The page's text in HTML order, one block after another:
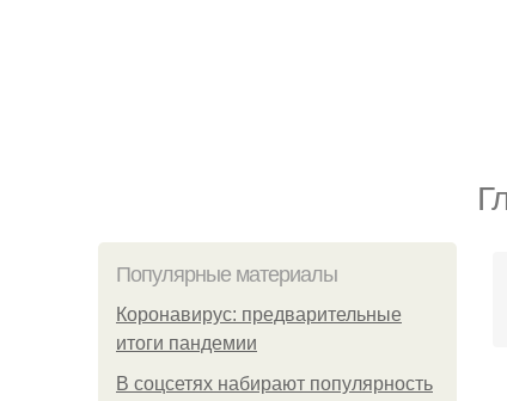
Популярные материалы
Коронавирус: предварительные
итоги пандемии
В соцсетях набирают популярность